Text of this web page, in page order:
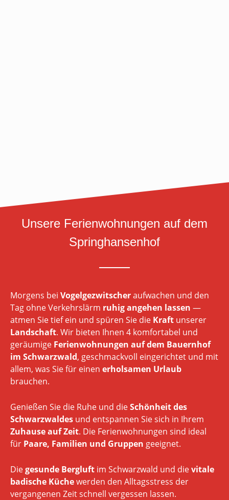
Unsere Ferienwohnungen auf dem
Springhansenhof
Morgens bei Vogelgezwitscheraufwachen und den
Tag ohne Verkehrslärm ruhig angehen lassen —
atmen Sie tief ein und spüren Sie die Kraft unserer
Landschaft. Wir bieten Ihnen 4 komfortabel und
geräumige Ferienwohnungen auf dem Bauernhof
im Schwarzwald, geschmackvoll eingerichtet und mit
allem, was Sie für einen erholsamen Urlaub
brauchen.
Genießen Sie die Ruhe und dieSchönheit des
Schwarzwaldes und entspannen Sie sich in Ihrem
Zuhause auf Zeit. Die Ferienwohnungen sind ideal
für Paare, Familien und Gruppen geeignet.
Diegesunde Bergluft im Schwarzwald und dievitale
badische Küchewerden den Alltagsstress der
vergangenen Zeit schnell vergessen lassen.